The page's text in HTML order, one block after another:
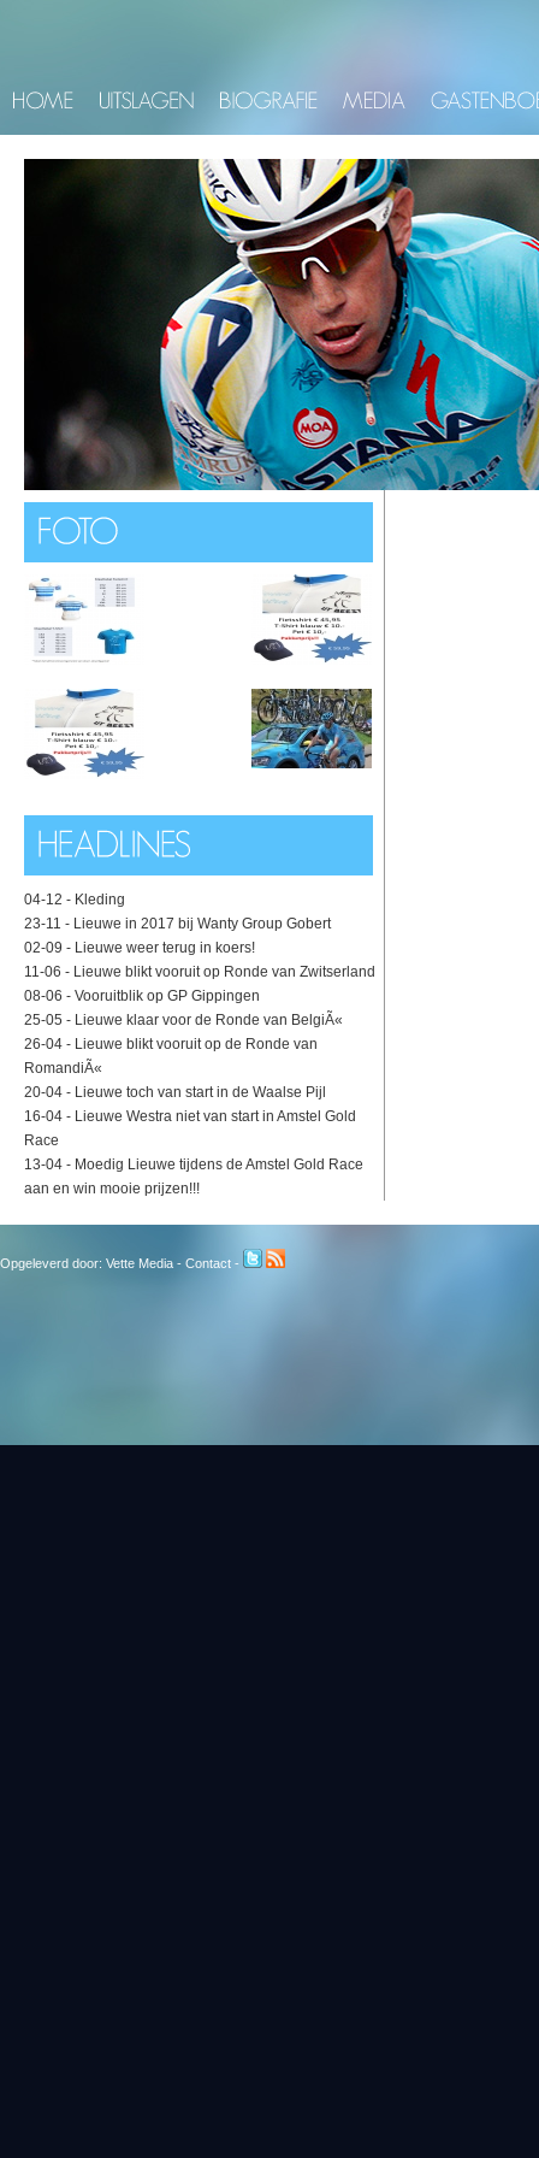
04-12 - Kleding
23-11 - Lieuwe in 2017 bij Wanty Group Gobert
02-09 - Lieuwe weer terug in koers!
11-06 - Lieuwe blikt vooruit op Ronde van Zwitserland
08-06 - Vooruitblik op GP Gippingen
25-05 - Lieuwe klaar voor de Ronde van BelgiÃ«
26-04 - Lieuwe blikt vooruit op de Ronde van
RomandiÃ«
20-04 - Lieuwe toch van start in de Waalse Pijl
16-04 - Lieuwe Westra niet van start in Amstel Gold
Race
13-04 - Moedig Lieuwe tijdens de Amstel Gold Race
aan en win mooie prijzen!!!
Opgeleverd door: Vette Media - Contact -